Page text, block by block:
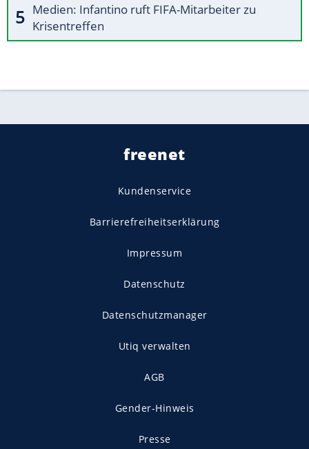
Medien: Infantino ruft FIFA-Mitarbeiter zu
Krisentreffen
freenet
Kundenservice
Barrierefreiheitserklärung
Impressum
Datenschutz
Datenschutzmanager
Utiq verwalten
AGB
Gender-Hinweis
Presse